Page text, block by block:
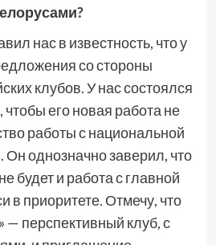
нас в известность, что у
со стороны
клубов. У нас состоялся
его новая работа не
работы с национальной
Он однозначно заверил, что
будет и работа с главной
в приоритете. Отмечу, что
перспективный клуб, с